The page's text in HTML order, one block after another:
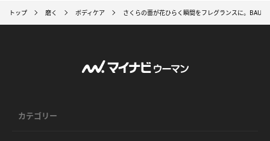
トップ 磨く ボディケア さくらの蕾が花ひらく瞬間をフレグランスに。
カテゴリー